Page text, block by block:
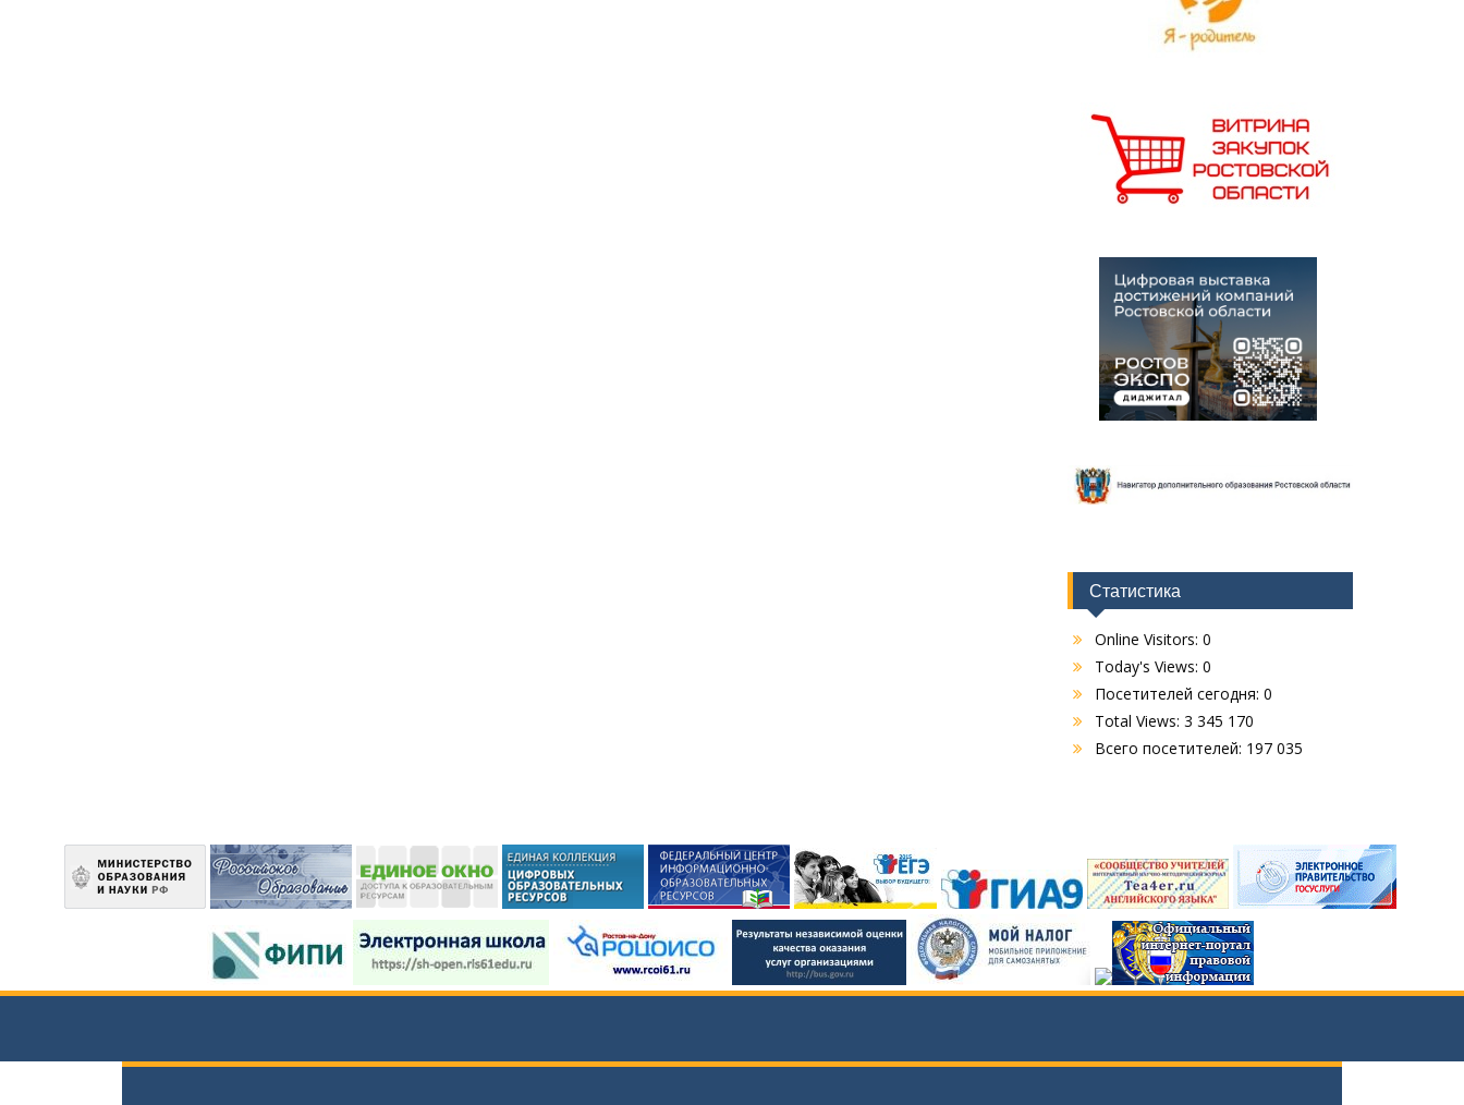
Статистика
Online Visitors: 0
Today's Views: 0
Посетителей сегодня: 0
Total Views: 3 345 170
Всего посетителей: 197 035